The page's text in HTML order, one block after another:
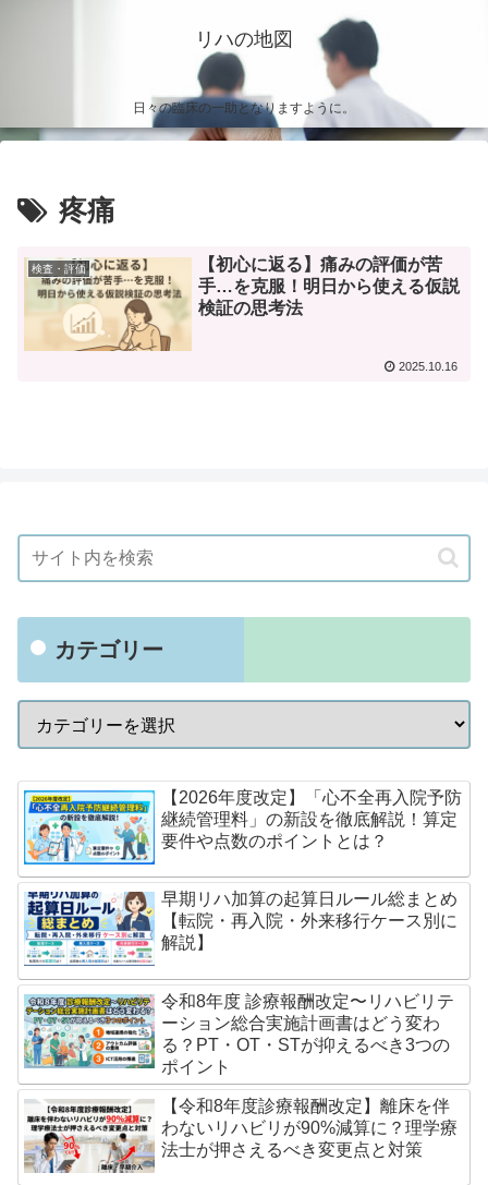
リハの地図
日々の臨床の一助となりますように。
疼痛
検査・評価
【初心に返る】痛みの評価が苦
手…を克服！明日から使える仮説
検証の思考法
2025.10.16
カテゴリー
【2026年度改定】「心不全再入院予防
継続管理料」の新設を徹底解説！算定
要件や点数のポイントとは？
早期リハ加算の起算日ルール総まとめ
【転院・再入院・外来移行ケース別に
解説】
令和8年度 診療報酬改定〜リハビリテ
ーション総合実施計画書はどう変わ
る？PT・OT・STが抑えるべき3つの
ポイント
【令和8年度診療報酬改定】離床を伴
わないリハビリが90%減算に？理学療
法士が押さえるべき変更点と対策